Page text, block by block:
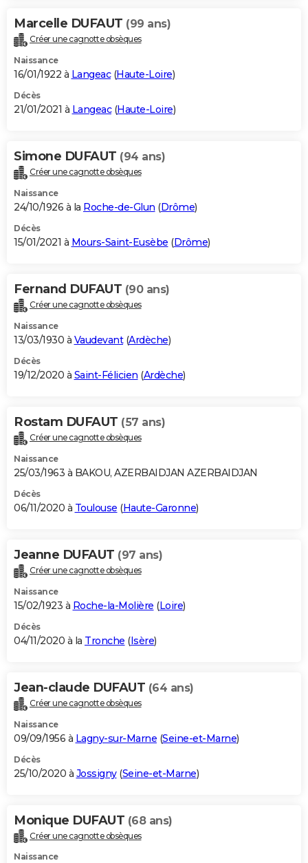
Marcelle DUFAUT (99 ans)
Créer une cagnotte obsèques
Naissance
16/01/1922 à Langeac(Haute-Loire)
Décès
21/01/2021 à Langeac(Haute-Loire)
Simone DUFAUT (94 ans)
Créer une cagnotte obsèques
Naissance
24/10/1926 à la Roche-de-Glun (Drôme)
Décès
15/01/2021 à Mours-Saint-Eusèbe (Drôme)
Fernand DUFAUT (90 ans)
Créer une cagnotte obsèques
Naissance
13/03/1930 à Vaudevant(Ardèche)
Décès
19/12/2020 à Saint-Félicien (Ardèche)
Rostam DUFAUT (57 ans)
Créer une cagnotte obsèques
Naissance
25/03/1963 à BAKOU, AZERBAIDJAN AZERBAIDJAN
Décès
06/11/2020 à Toulouse (Haute-Garonne)
Jeanne DUFAUT (97 ans)
Créer une cagnotte obsèques
Naissance
15/02/1923 à Roche-la-Molière (Loire)
Décès
04/11/2020 à la Tronche (Isère)
Jean-claude DUFAUT (64 ans)
Créer une cagnotte obsèques
Naissance
09/09/1956 à Lagny-sur-Marne (Seine-et-Marne)
Décès
25/10/2020 à Jossigny(Seine-et-Marne)
Monique DUFAUT (68 ans)
Créer une cagnotte obsèques
Naissance